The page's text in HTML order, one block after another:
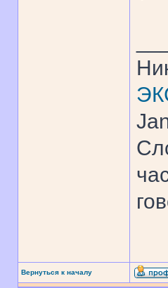
Вернуться к началу